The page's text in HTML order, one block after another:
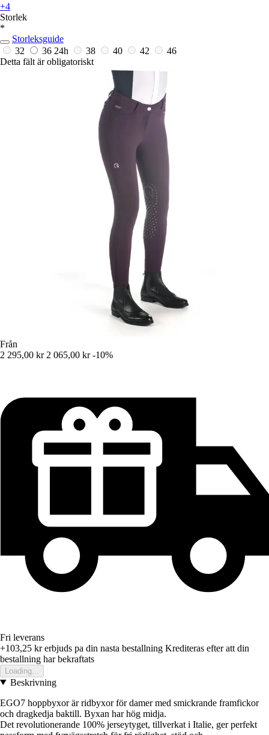
+4
Storlek
*
Storleksguide
32
36 24h 38 40 42
46
Detta fält är obligatoriskt
Från
2 295,00 kr 2 065,00 kr -10%
Fri leverans
+103,25 krerbjuds pa din nasta bestallning Krediteras efter att din
bestallning har bekraftats
Loading...
Beskrivning
EGO7 hoppbyxor är ridbyxor för damer med smickrande framfickor
och dragkedja baktill. Byxan har hög midja.
Det revolutionerande 100% jerseytyget, tillverkat i Italie, ger perfekt